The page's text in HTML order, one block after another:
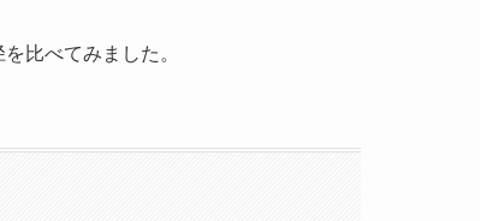
比べてみました。